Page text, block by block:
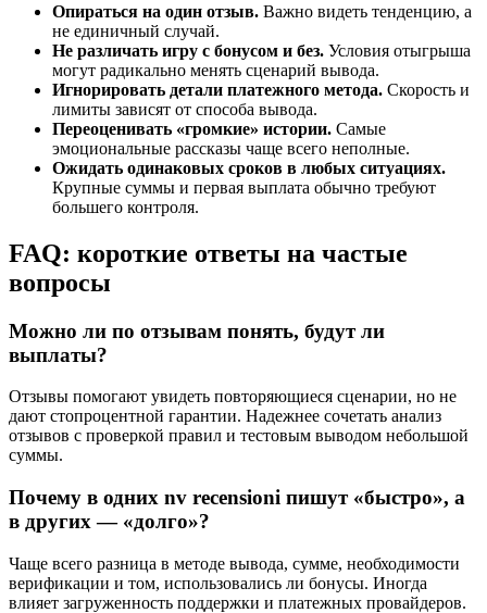
Опираться на один отзыв. Важно видеть тенденцию, а
не единичный случай.
Не различать игру с бонусом и без. Условия отыгрыша
могут радикально менять сценарий вывода.
Игнорировать детали платежного метода. Скорость и
лимиты зависят от способа вывода.
Переоценивать «громкие» истории. Самые
эмоциональные рассказы чаще всего неполные.
Ожидать одинаковых сроков в любых ситуациях.
Крупные суммы и первая выплата обычно требуют
большего контроля.
FAQ: короткие ответы на частые
вопросы
Можно ли по отзывам понять, будут ли
выплаты?
Отзывы помогают увидеть повторяющиеся сценарии, но не
дают стопроцентной гарантии. Надежнее сочетать анализ
отзывов с проверкой правил и тестовым выводом небольшой
суммы.
Почему в одних nv recensioni пишут «быстро», а
в других — «долго»?
Чаще всего разница в методе вывода, сумме, необходимости
верификации и том, использовались ли бонусы. Иногда
влияет загруженность поддержки и платежных провайдеров.